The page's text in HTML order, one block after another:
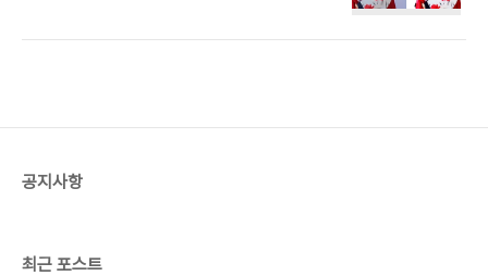
(디액션) 사진/영상 스튜디오ㅣ강연/세미나ㅣ파티/
공지사항
최근 포스트